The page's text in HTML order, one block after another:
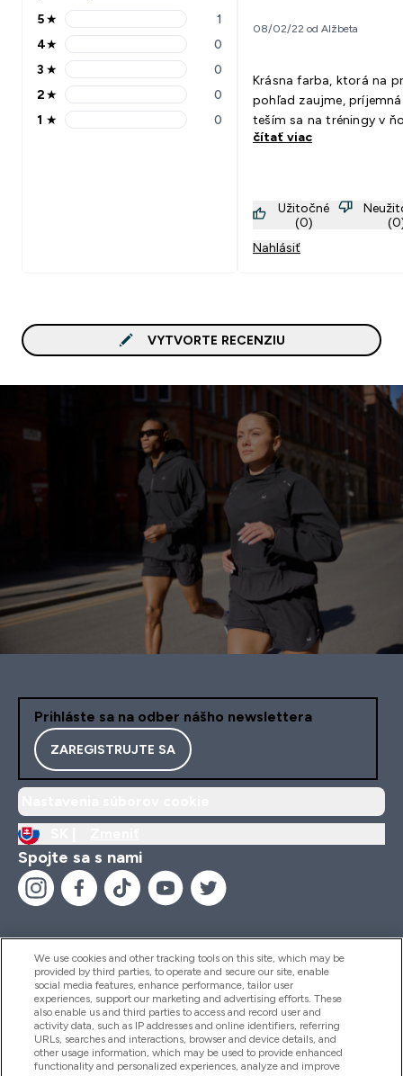
5 stars rating 1 reviews
5★ 1
4 stars rating 0 reviews
4★ 0
3 stars rating 0 reviews
3 ★ 0
2 stars rating 0 reviews
2★ 0
1 stars rating 0 reviews
1 ★ 0
08/02/22 od Alžbeta
Krásna farba, ktorá na
pohľad zaujme,
teším sa na tréningy v
čítať viac
Užitočné
(0)
Nahlásiť
VYTVORTE RECENZIU
Prihláste sa na odber nášho newslettera
ZAREGISTRUJTE SA
Spojte sa s nami
Pomoc & Informácie
Produkty
We use cookies and other tracking tools on this site, which may be
provided by third parties, to operate and secure our site, enable
social media features, enhance performance, tailor user
experiences, support our marketing and advertising efforts. These
also enable us and third parties to access and record user and
activity data, such as IP addresses and online identifiers, referring
URLs, searches and interactions, browser and device details, and
other usage information, which may be used to provide enhanced
functionality and personalized experiences, analyze and improve